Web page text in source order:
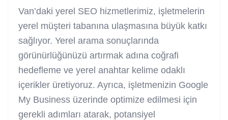
Van’daki yerel SEO hizmetlerimiz, işletmelerin
yerel müşteri tabanına ulaşmasına büyük katkı
sağlıyor. Yerel arama sonuçlarında
görünürlüğünüzü artırmak adına coğrafi
hedefleme ve yerel anahtar kelime odaklı
içerikler üretiyoruz. Ayrıca, işletmenizin Google
My Business üzerinde optimize edilmesi için
gerekli adımları atarak, potansiyel